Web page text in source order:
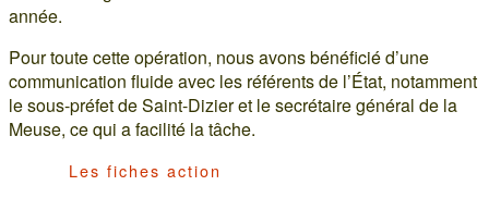
année.
Pour toute cette opération, nous avons bénéficié d’une
communication fluide avec les référents de l’État, notamment
le sous-préfet de Saint-Dizier et le secrétaire général de la
Meuse, ce qui a facilité la tâche.
Les fiches action